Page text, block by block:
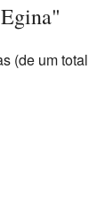
(de um total